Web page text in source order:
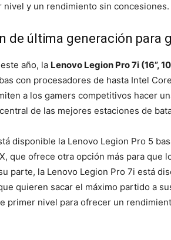
y un rendimiento sin concesiones.
de última generación para
año, la Lenovo Legion Pro 7i (16”,
con procesadores de hasta Intel
a los gamers competitivos hacer
de las mejores estaciones de
disponible la Lenovo Legion Pro 5
que ofrece otra opción más para que
parte, la Lenovo Legion Pro 7i está
quieren sacar el máximo partido a
primer nivel para ofrecer un